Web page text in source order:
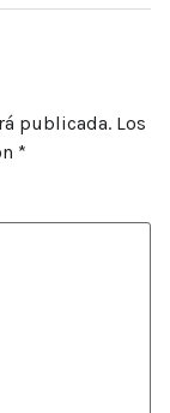
publicada. Los
*